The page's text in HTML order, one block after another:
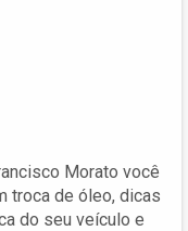
Morato você
troca de óleo, dicas
do seu veículo e